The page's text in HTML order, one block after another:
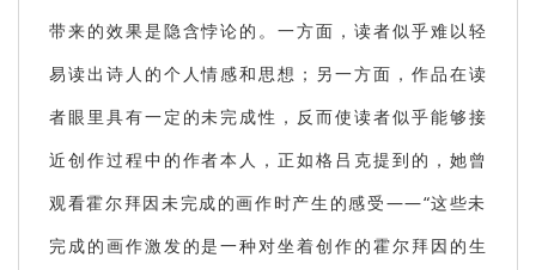
带来的效果是隐含悖论的。一方面，读者似乎难以轻
易读出诗人的个人情感和思想；另一方面，作品在读
者眼里具有一定的未完成性，反而使读者似乎能够接
近创作过程中的作者本人，正如格吕克提到的，她曾
观看霍尔拜因未完成的画作时产生的感受——“这些未
完成的画作激发的是一种对坐着创作的霍尔拜因的生